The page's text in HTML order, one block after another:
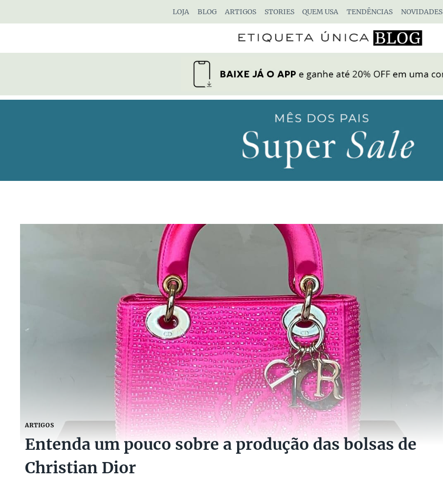
LOJA BLOG ARTIGOS STORIES QUEM USA TENDÊNCIAS NOVIDADES
ARTIGOS
Entenda um pouco sobre a produção das bolsas de
Christian Dior